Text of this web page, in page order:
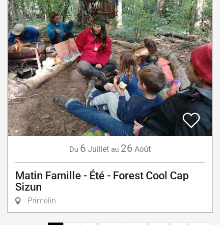
Du 6 Juillet au 26 Août
Matin Famille - Été - Forest Cool Cap
Sizun
Primelin